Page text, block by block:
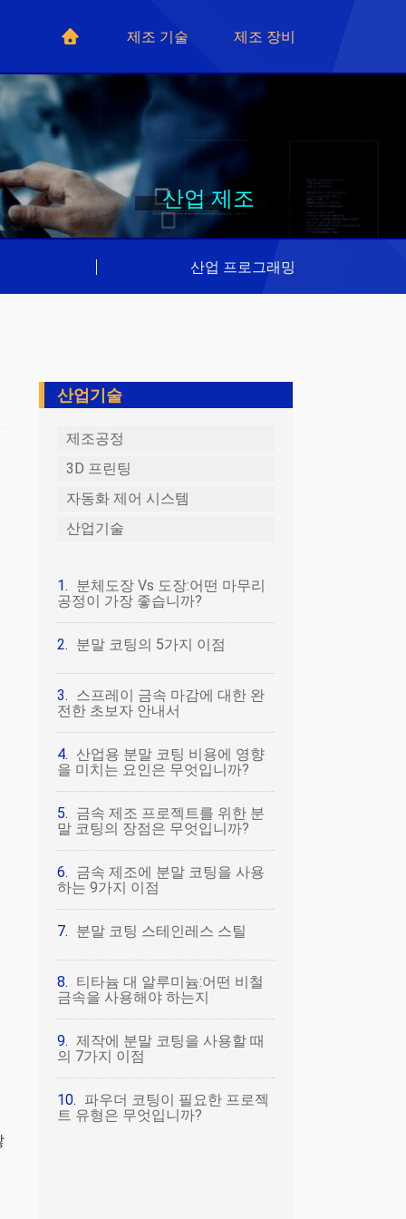
제조 기술 제조 장비
산업 제조
산업 프로그래밍
산업기술
제조공정
3D 프린팅
자동화 제어 시스템
산업기술
분체도장 Vs 도장:어떤 마무리
공정이 가장 좋습니까?
분말 코팅의 5가지 이점
스프레이 금속 마감에 대한 완
전한 초보자 안내서
산업용 분말 코팅 비용에 영향
을 미치는 요인은 무엇입니까?
금속 제조 프로젝트를 위한 분
말 코팅의 장점은 무엇입니까?
금속 제조에 분말 코팅을 사용
하는 9가지 이점
분말 코팅 스테인레스 스틸
티타늄 대 알루미늄:어떤 비철
금속을 사용해야 하는지
제작에 분말 코팅을 사용할 때
의 7가지 이점
파우더 코팅이 필요한 프로젝
트 유형은 무엇입니까?